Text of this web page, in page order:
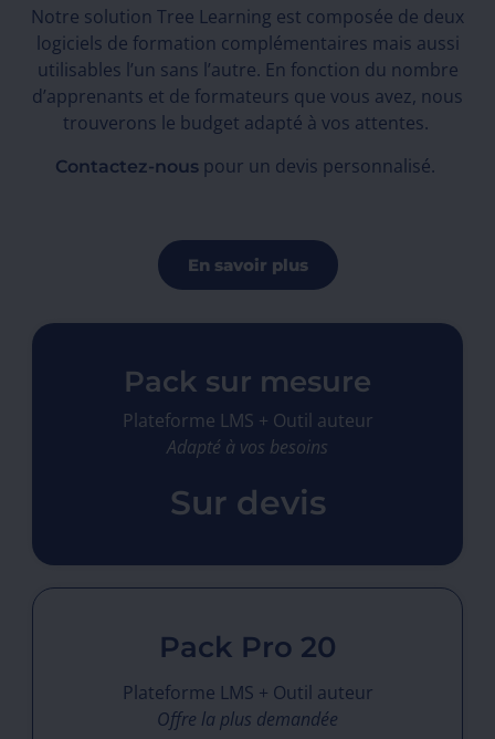
Notre solution Tree Learning est composée de deux
logiciels de formation complémentaires mais aussi
utilisables l’un sans l’autre. En fonction du nombre
d’apprenants et de formateurs que vous avez, nous
trouverons le budget adapté à vos attentes.
Contactez-nous pour un devis personnalisé.
En savoir plus
Pack sur mesure
Plateforme LMS + Outil auteur
Adapté à vos besoins
Sur devis
Pack Pro 20
Plateforme LMS + Outil auteur
Offre la plus demandée